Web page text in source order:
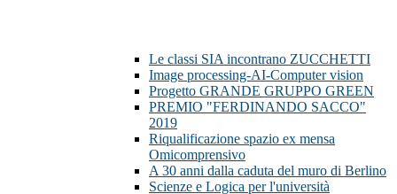
Le classi SIA incontrano ZUCCHETTI
Image processing-AI-Computer vision
Progetto GRANDE GRUPPO GREEN
PREMIO "FERDINANDO SACCO"
2019
Riqualificazione spazio ex mensa
Omicomprensivo
A 30 anni dalla caduta del muro di Berlino
Scienze e Logica per l'università